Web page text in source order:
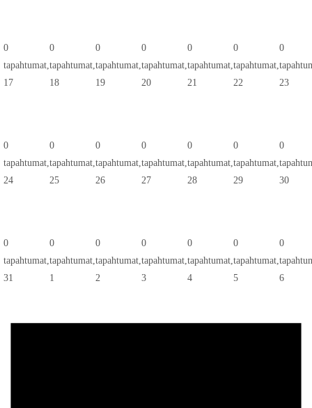
0
tapahtumat,
17
0
tapahtumat,
18
0
tapahtumat,
19
0
tapahtumat,
20
0
tapahtumat,
21
0
tapahtumat,
22
0
23
0
tapahtumat,
24
0
tapahtumat,
25
0
tapahtumat,
26
0
tapahtumat,
27
0
tapahtumat,
28
0
tapahtumat,
29
0
30
0
tapahtumat,
31
0
tapahtumat,
1
0
tapahtumat,
2
0
tapahtumat,
3
0
tapahtumat,
4
0
tapahtumat,
5
0
6